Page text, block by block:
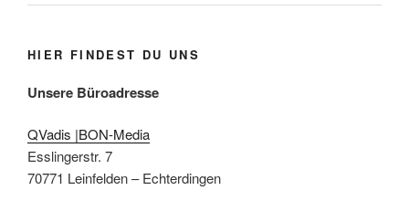
HIER FINDEST DU UNS
Unsere Büroadresse
QVadis |BON-Media
Esslingerstr. 7
70771 Leinfelden – Echterdingen